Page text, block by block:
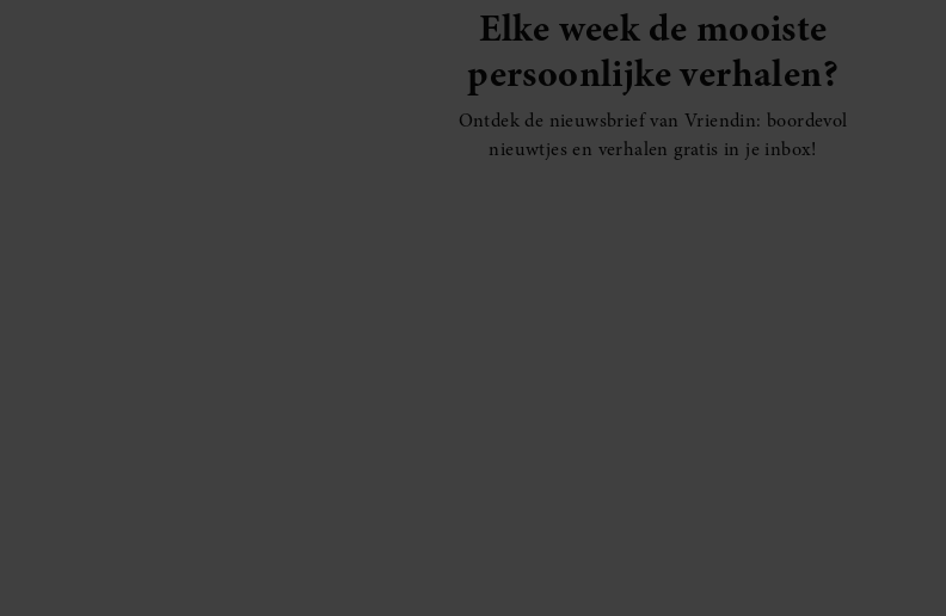
Elke week de mooiste
persoonlijke verhalen?
Ontdek de nieuwsbrief van Vriendin: boordevol
nieuwtjes en verhalen gratis in je inbox!